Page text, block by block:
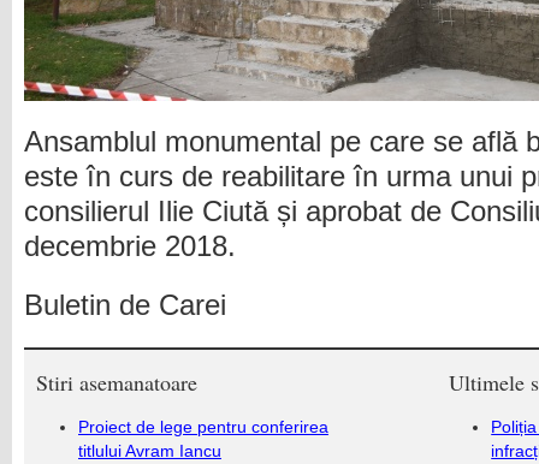
Ansamblul monumental pe care se află
este în curs de reabilitare în urma unui
consilierul Ilie Ciută și aprobat de
decembrie 2018.
Buletin de Carei
Stiri asemanatoare
Proiect de lege pentru conferirea
titlului Avram Iancu
Ultimele